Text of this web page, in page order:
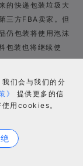
的快递包装垃圾大
三方FBA卖家。但
仍包装将使用泡沫
包装也将继续使
速预期从4.2%下
示，奥密克戎可
们会与我们的分
》
提供更多的信
用cookies。